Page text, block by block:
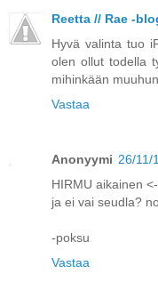
Reetta // Rae -
Hyvä valinta tuo
olen ollut todella
mihinkään
Vastaa
Anonyymi 26/11/
HIRMU aikainen
ja ei vai seudla?
-poksu
Vastaa